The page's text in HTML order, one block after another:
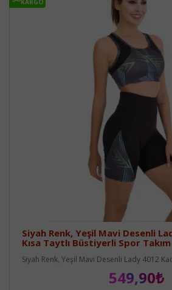
KARGO
Siyah Renk, Yeşil Mavi Desenli
Kısa Taytlı Büstiyerli Spor Takım
Siyah Renk, Yeşil Mavi Desenli Lady 4012
549,90₺